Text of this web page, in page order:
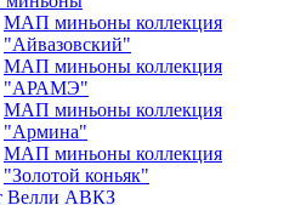
МАП миньоны коллекция
"Айвазовский"
МАП миньоны коллекция
"АРАМЭ"
МАП миньоны коллекция
"Армина"
МАП миньоны коллекция
"Золотой коньяк"
Велли АВКЗ